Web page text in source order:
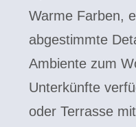
Warme Farben,
abgestimmte
Ambiente zum
Unterkünfte
oder Terrasse